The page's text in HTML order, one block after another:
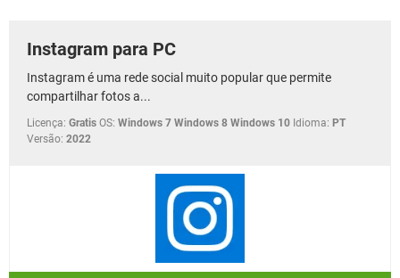
Instagram para PC
Instagram é uma rede social muito popular que permite
compartilhar fotos a...
Licença: Gratis OS: Windows 7 Windows 8 Windows 10 Idioma: PT
Versão: 2022